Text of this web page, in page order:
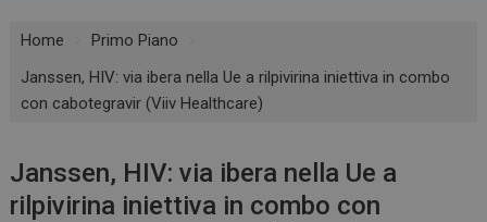
Home
Primo Piano
Janssen, HIV: via ibera nella Ue a rilpivirina iniettiva in combo
con cabotegravir (Viiv Healthcare)
Janssen, HIV: via ibera nella Ue a
rilpivirina iniettiva in combo con